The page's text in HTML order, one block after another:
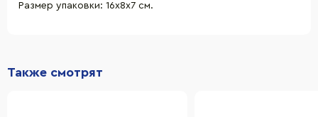
Размер упаковки: 16х8х7 см.
Также смотрят